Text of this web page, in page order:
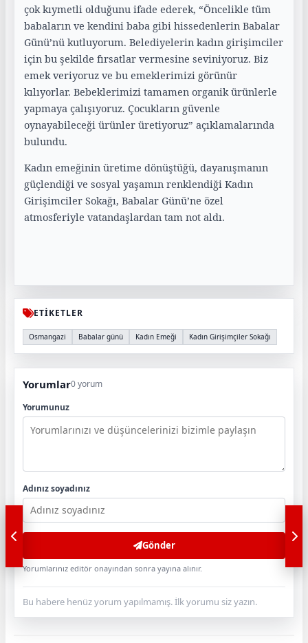
çok kıymetli olduğunu ifade ederek, “Öncelikle tüm
babaların ve kendini baba gibi hissedenlerin Babalar
Günü’nü kutluyorum. Belediyelerin kadın girişimciler
için bu şekilde fırsatlar vermesine seviniyoruz. Biz
emek veriyoruz ve bu emeklerimizi görünür
kılıyorlar. Bebeklerimizi tamamen organik ürünlerle
yapmaya çalışıyoruz. Çocukların güvenle
oynayabileceği ürünler üretiyoruz” açıklamalarında
bulundu.
Kadın emeğinin üretime dönüştüğü, dayanışmanın
güçlendiği ve sosyal yaşamın renklendiği Kadın
Girişimciler Sokağı, Babalar Günü’ne özel
atmosferiyle vatandaşlardan tam not aldı.
ETİKETLER
Osmangazi Babalar günü Kadın Emeği Kadın Girişimçiler Sokağı
Yorumlar0 yorum
Yorumunuz
Adınız soyadınız
Gönder
Yorumlarınız editör onayından sonra yayına alınır.
Bu habere henüz yorum yapılmamış. İlk yorumu siz yazın.